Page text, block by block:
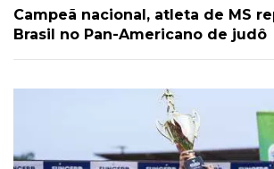
Campeã nacional, atleta de MS
Brasil no Pan-Americano de judô